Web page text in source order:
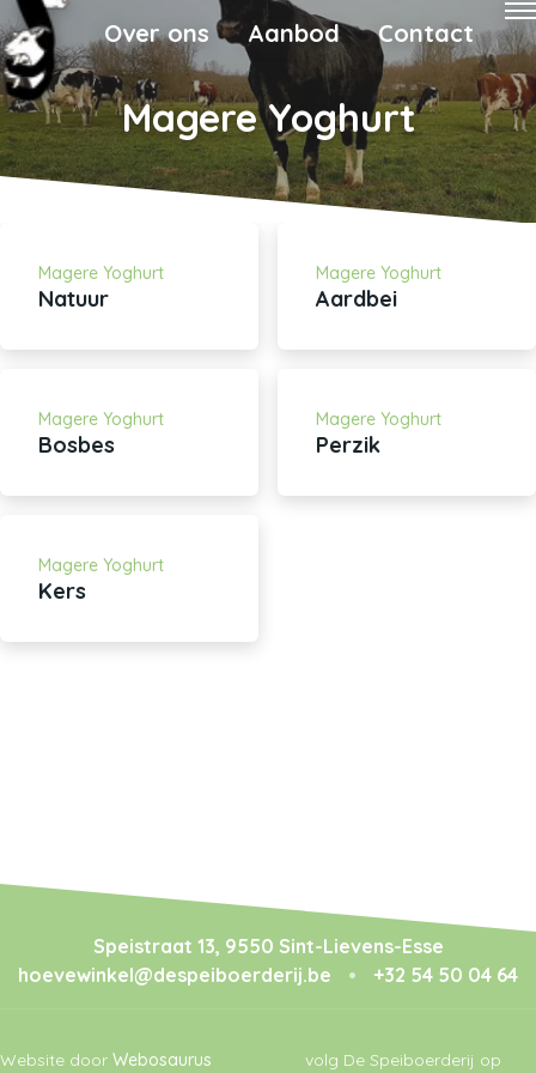
Over ons Aanbod Contact
Magere Yoghurt
Magere Yoghurt
Natuur
Magere Yoghurt
Aardbei
Magere Yoghurt
Bosbes
Magere Yoghurt
Perzik
Magere Yoghurt
Kers
Speistraat 13, 9550 Sint-Lievens-Esse
hoevewinkel@despeiboerderij.be
• +32 54 50 04 64
volg De Speiboerderij op
Website door Webosaurus